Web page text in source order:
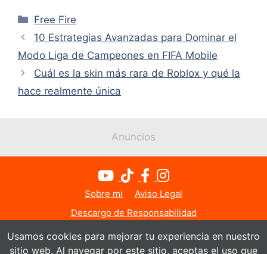
Categorías
Free Fire
10 Estrategias Avanzadas para Dominar el
Modo Liga de Campeones en FIFA Mobile
Cuál es la skin más rara de Roblox y qué la
hace realmente única
Anuncios
Sobre mi
Aviso Legal
Descargo de Responsabilidad
Política de Privacidad
Política de Cookies
Contacto
Usamos cookies para mejorar tu experiencia en nuestro
sitio web. Al navegar por este sitio, aceptas el uso que